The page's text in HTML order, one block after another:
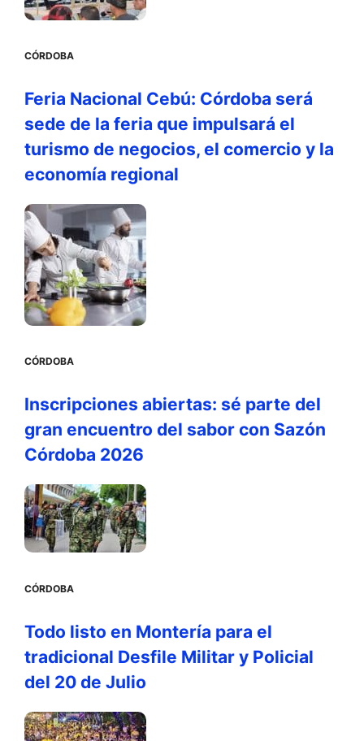
CÓRDOBA
Feria Nacional Cebú: Córdoba será
sede de la feria que impulsará el
turismo de negocios, el comercio y la
economía regional
CÓRDOBA
Inscripciones abiertas: sé parte del
gran encuentro del sabor con Sazón
Córdoba 2026
CÓRDOBA
Todo listo en Montería para el
tradicional Desfile Militar y Policial
del 20 de Julio